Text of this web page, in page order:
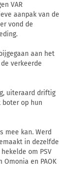
VAR
aanpak van de
vond de
aan het
verkeerde
uiteraard driftig
boter op hun
mee kan. Werd
in dezelfde
om PSV
en PAOK